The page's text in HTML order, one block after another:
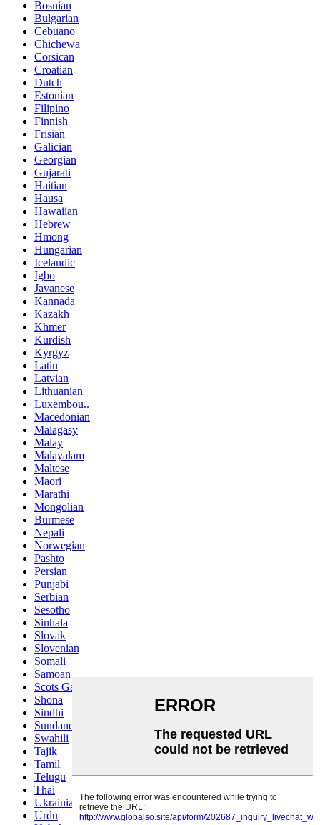
Bosnian
Bulgarian
Cebuano
Chichewa
Corsican
Croatian
Dutch
Estonian
Filipino
Finnish
Frisian
Galician
Georgian
Gujarati
Haitian
Hausa
Hawaiian
Hebrew
Hmong
Hungarian
Icelandic
Igbo
Javanese
Kannada
Kazakh
Khmer
Kurdish
Kyrgyz
Latin
Latvian
Lithuanian
Luxembou..
Macedonian
Malagasy
Malay
Malayalam
Maltese
Maori
Marathi
Mongolian
Burmese
Nepali
Norwegian
Pashto
Persian
Punjabi
Serbian
Sesotho
Sinhala
Slovak
Slovenian
Somali
Samoan
Scots Gaelic
Shona
Sindhi
Sundanese
Swahili
Tajik
Tamil
Telugu
Thai
Ukrainian
Urdu